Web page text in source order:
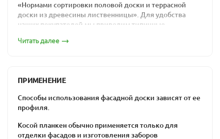
Характеристики
материала
сечение профиля – 20х140 мм;
Продается в упаковках по 5 досок: цена материала
формируется в зависимости от выбранного вами сорта
«Нормами сортировки половой доски и террасной
доски из древесины лиственницы». Для удобства
наших покупателей мы приводим типичные
Читать далее
ПРИМЕНЕНИЕ
Способы использования фасадной доски зависят от ее
профиля.
Косой планкен обычно применяется только для
отделки фасадов и изготовления заборов